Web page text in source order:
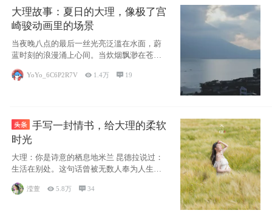
大理故事：夏日的大理，像极了宫
崎骏动画里的场景
当夜晚八点的最后一丝光亮泛滥在水面，蔚
蓝时刻的浪漫涌上心间。当炊烟飘渺在苍山
YoYo_6C6P2R7V  1.4万  19
手写一封情书，给大理的柔软
时光
大理：你是诗意的栖息地米兰 昆德拉说过：
生活在别处。这句话曾被无数人奉为人生信
条，并
滢萱 5.8万 34